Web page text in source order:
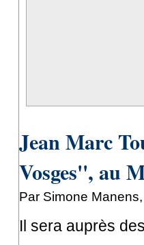
Jean Marc
Vosges'', au
Par Simone
Il sera auprès